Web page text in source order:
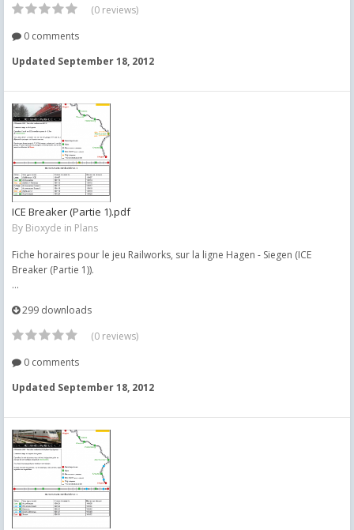
(0 reviews)
0 comments
Updated September 18, 2012
ICE Breaker (Partie 1).pdf
By Bioxyde in Plans
Fiche horaires pour le jeu Railworks, sur la ligne Hagen - Siegen (ICE
Breaker (Partie 1)).
...
299 downloads
(0 reviews)
0 comments
Updated September 18, 2012